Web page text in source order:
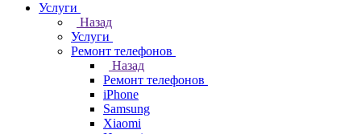
Услуги
Назад
Услуги
Ремонт телефонов
Назад
Ремонт телефонов
iPhone
Samsung
Xiaomi